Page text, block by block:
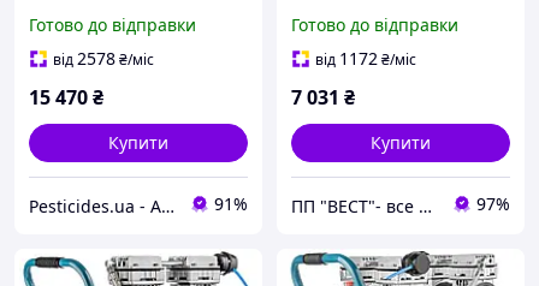
3050SiU для надійної
роботи 13a-HYC 3050SiU
Готово до відправки
від2578₴/міс
15 470₴
Купити
Pesticides.ua - Аграрна продукція і не тільки !!! 91%
Готово до відправки
від 1172₴/міс
7 031 ₴
Купити
ПП "ВЕСТ"- все для зварки, спецодяг та взуття, пожежна безпека, покрівельні матеріали. 97%